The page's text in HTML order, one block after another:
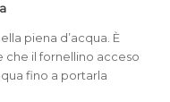
piena d’acqua. È
che il fornellino acceso
fino a portarla